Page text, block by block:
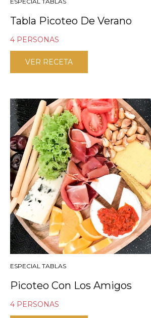
Tabla Picoteo De Verano
4 PERSONAS
VER RECETA
ESPECIAL TABLAS
Picoteo Con Los Amigos
4 PERSONAS